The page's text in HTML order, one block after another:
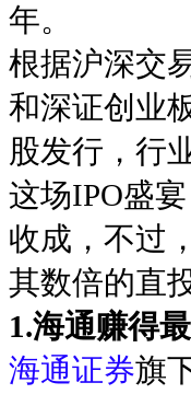
年。
根据沪深交
和深证创业
股发行，行
这场IPO盛
收成，不过
其数倍的直
1.海通赚得
海通证券旗